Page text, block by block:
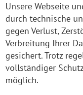
Unsere Webseite
durch technische
gegen Verlust,
Verbreitung Ihrer
gesichert. Trotz
vollständiger
möglich.